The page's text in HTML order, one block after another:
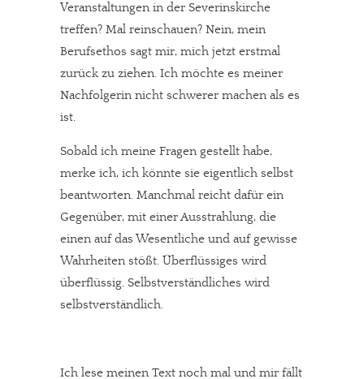
Veranstaltungen in der Severinskirche
treffen? Mal reinschauen? Nein, mein
Berufsethos sagt mir, mich jetzt erstmal
zurück zu ziehen. Ich möchte es meiner
Nachfolgerin nicht schwerer machen als es
ist.
Sobald ich meine Fragen gestellt habe,
merke ich, ich könnte sie eigentlich selbst
beantworten. Manchmal reicht dafür ein
Gegenüber, mit einer Ausstrahlung, die
einen auf das Wesentliche und auf gewisse
Wahrheiten stößt. Überflüssiges wird
überflüssig. Selbstverständliches wird
selbstverständlich.
Ich lese meinen Text noch mal und mir fällt